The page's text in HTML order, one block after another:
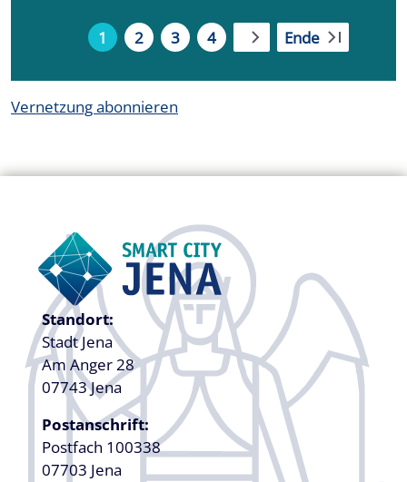
Seitennummerierung
Aktuelle Seite
1 Seite
2 Seite
3 Seite
4 Nächste SeiteLetzte Seite
Ende
Vernetzung abonnieren
Standort:
Stadt Jena
Am Anger 28
07743 Jena
Postanschrift:
Postfach 100338
07703 Jena